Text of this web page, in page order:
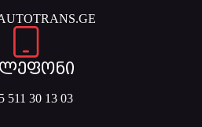
511 30 13 03